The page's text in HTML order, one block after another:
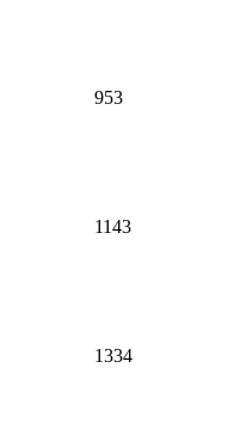
953
1143
1334